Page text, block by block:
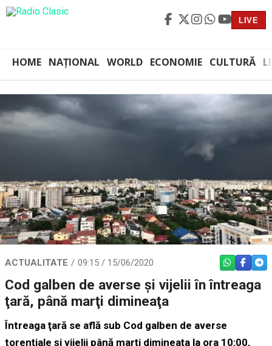
LIVE
HOME NAȚIONAL WORLD ECONOMIE CULTURĂ
ACTUALITATE 09:15 / 15/06/2020 WHATSAPP
Cod galben de averse şi vijelii în întreaga
ţară, până marţi dimineaţa
Întreaga ţară se află sub Cod galben de averse
torenţiale şi vijelii până marţi dimineaţa la ora 10:00,